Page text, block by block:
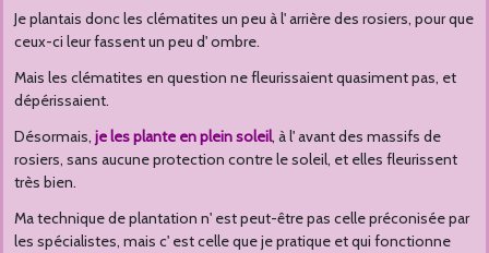
Je plantais donc les clématites un peu à l' arrière des rosiers, pour que
ceux-ci leur fassent un peu d' ombre.
Mais les clématites en question ne fleurissaient quasiment pas, et
dépérissaient.
Désormais, je les plante en plein soleil, à l' avant des massifs de
rosiers, sans aucune protection contre le soleil, et elles fleurissent
très bien.
Ma technique de plantation n' est peut-être pas celle préconisée par
les spécialistes, mais c' est celle que je pratique et qui fonctionne